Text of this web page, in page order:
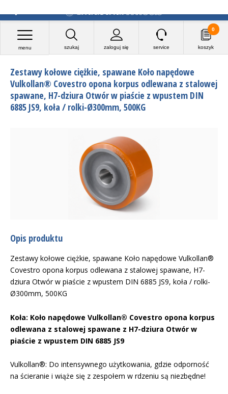
szukaj zaloguj się
menu service koszyk
0
Zestawy kołowe ciężkie, spawane Koło napędowe
Vulkollan® Covestro opona korpus odlewana z stalowej
spawane, H7-dziura Otwór w piaście z wpustem DIN
6885 JS9, koła / rolki-Ø300mm, 500KG
Opis produktu
Zestawy kołowe ciężkie, spawane Koło napędowe Vulkollan®
Covestro opona korpus odlewana z stalowej spawane, H7-
dziura Otwór w piaście z wpustem DIN 6885 JS9, koła / rolki-
Ø300mm, 500KG
Koła: Koło napędowe Vulkollan® Covestro opona korpus
odlewana z stalowej spawane z H7-dziura Otwór w
piaście z wpustem DIN 6885 JS9
Vulkollan®: Do intensywnego użytkowania, gdzie odporność
na ścieranie i wiąże się z zespołem w rdzeniu są niezbędne!